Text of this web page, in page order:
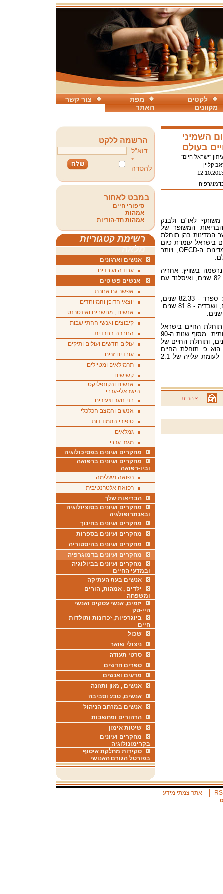
צור קשר
מפת
האתר
לקטים
מקוונים
השמיני
בעולם
"ישראל היום"
קליין
משותף לאו"ם ולבנק
המשופר של
המדינות בהן תוחלת
בישראל עומדת כיום
על 81.76 שנים - שנתיים יותר מהממוצע במדינות ה-OECD, ויותר
ביותר של 82.7 שנים נרשמה בשוויץ. אחריה
בהפרש קטן, נמצאות יפן במקום השני עם 82.59 שנים, ואיסלנד עם
בעוד ארבע מדינות חיים יותר מאשר בישראל: ספרד - 82.33 שנים,
איטליה - 82.09 שנים, אוסטרליה - 81.85 שנים, ושבדיה - 81.8 שנים.
החיים בישראל
עלתה בשני העשורים האחרונים בצורה משמעותית. מסוף שנות ה-90
של נשים בישראל עלתה ב-4 שנים, ותוחלת החיים של
הצפי הוא כי תוחלת החיים
בישראל תעלה בעשור הקרוב בעוד 2.7 שנים, לעומת עלייה של 2.1
דף הבית
הרשמה ללקט
דוא"ל
*
להסרה
במבט לאחור
סיפורי חיים
אמהות
אמהות חד-הוריות
רשימת קטגוריות
מלאה
אנשים וארגונים
עבודה ועובדים
אנשים פשוטים
אפשר גם אחרת
יוצאי הדופן והמיוחדים
אנשים , מחשבים ואינטרנט
קיבוצים ואנשי ההתיישבות
החברה החרדית
עולים חדשים ועולים ותיקים
עובדים זרים
תרמילאים ומטיילים
קשישים
אנשים והקונפליקט
הישראלי-ערבי
בני נוער וצעירים
אנשים והמצב הכלכלי
סיפורי התמודדות
גמלאים
מגזר ערבי
מחקרים ועיונים בפסיכולוגיה
מחקרים ועיונים ברפואה
וביו-רפואה
רפואה משלימה
רפואה אלטרנטיבית
הבריאות שלך
מחקרים ועיונים בסוציולוגיה
ובאנתרופולגיה
מחקרים ועיונים בחינוך
מחקרים ועיונים בספרות
מחקרים ועיונים בהיסטוריה
מחקרים ועיונים בדמוגרפיה
מחקרים ועיונים בביולוגיה
ובמדעי החיים
אנשים בעת העתיקה
ילדים , אמהות, הורים
ומשפחה
יזמים, אנשי עסקים ואנשי
היי-טק
ביוגרפיות, זכרונות ותולדות
חיים
שכול
ניצולי שואה
סרטי תעודה
ספרים חדשים
מדעים ואנשים
אנשים , מזון ותזונה
אנשים, טבע וסביבה
אנשים במרחב הניהול
הרהורים ומחשבות
שיטות אימון
מחקרים ועיונים
בקרימונולוגיה
סקירות מחלקת איסוף
בפורטל הגורם האנושי
אתר צמתי מידע